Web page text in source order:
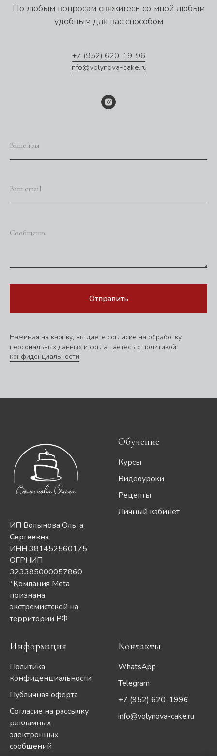
По любым вопросам свяжитесь со мной любым
удобным для вас способом
+7 (952) 620-19-96
info@volynova-cake.ru
Ваше имя
Ваш email
Сообщение
Отправить
Нажимая на кнопку, вы даете согласие на обработку
персональных данных и соглашаетесь c политикой
конфиденциальности
ИП Волынова Ольга
Сергеевна
ИНН 381452560175
ОГРНИП
323385000057860
*Компания Meta
признана
экстремистской на
территории РФ
Обучение
Курсы
Видеоуроки
Рецепты
Личный кабинет
Информация
Политика
конфиденциальности
Публичная оферта
Согласие на рассылку
рекламных
электронных
сообщений
Контакты
WhatsApp
Telegram
+7 (952) 620-1996
info@volynova-cake.ru